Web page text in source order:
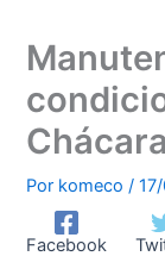
Por komeco/
Facebook